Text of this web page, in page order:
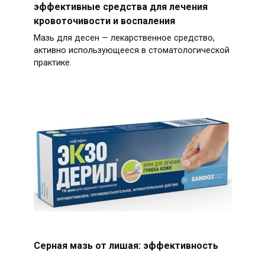
эффективные средства для лечения
кровоточивости и воспаления
Мазь для десен — лекарственное средство,
активно использующееся в стоматологической
практике.
Серная мазь от лишая: эффективность